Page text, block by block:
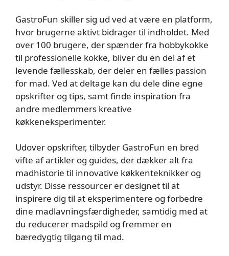
GastroFun skiller sig ud ved at være en platform,
hvor brugerne aktivt bidrager til indholdet. Med
over 100 brugere, der spænder fra hobbykokke
til professionelle kokke, bliver du en del af et
levende fællesskab, der deler en fælles passion
for mad. Ved at deltage kan du dele dine egne
opskrifter og tips, samt finde inspiration fra
andre medlemmers kreative
køkkeneksperimenter.
Udover opskrifter, tilbyder GastroFun en bred
vifte af artikler og guides, der dækker alt fra
madhistorie til innovative køkkenteknikker og
udstyr. Disse ressourcer er designet til at
inspirere dig til at eksperimentere og forbedre
dine madlavningsfærdigheder, samtidig med at
du reducerer madspild og fremmer en
bæredygtig tilgang til mad.